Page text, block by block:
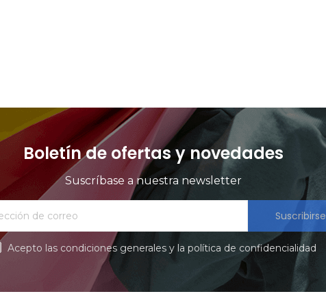
Boletín de ofertas y novedades
Suscríbase a nuestra newsletter
Suscribirse
Acepto las condiciones generales y la política de confidencialidad